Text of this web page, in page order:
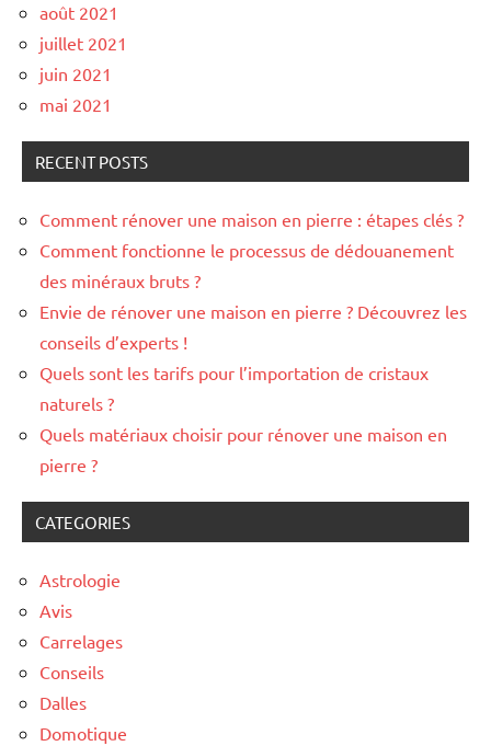
août 2021
juillet 2021
juin 2021
mai 2021
RECENT POSTS
Comment rénover une maison en pierre : étapes clés ?
Comment fonctionne le processus de dédouanement
des minéraux bruts ?
Envie de rénover une maison en pierre ? Découvrez les
conseils d’experts !
Quels sont les tarifs pour l’importation de cristaux
naturels ?
Quels matériaux choisir pour rénover une maison en
pierre ?
CATEGORIES
Astrologie
Avis
Carrelages
Conseils
Dalles
Domotique